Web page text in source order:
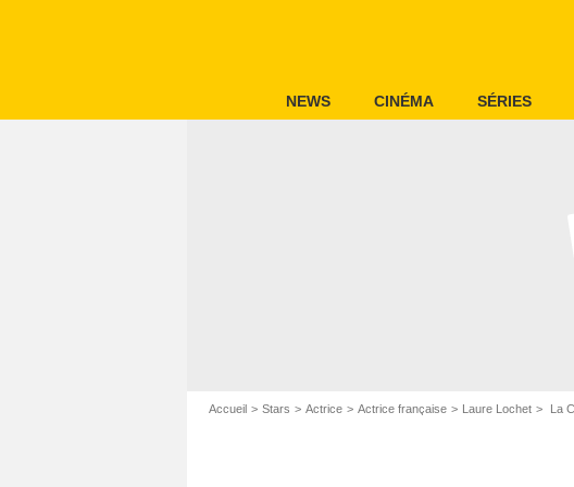
NEWS CINÉMA SÉRIES
Accueil Stars Actrice Actrice française Laure Lochet La